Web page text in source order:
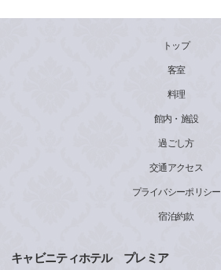
トップ
客室
料理
館内・施設
過ごし方
交通アクセス
プライバシーポリシー
宿泊約款
キャビニティホテル プレミア